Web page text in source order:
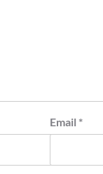
Email *